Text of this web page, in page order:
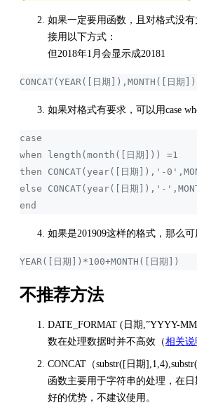
如果一定要用函数，且对格式没
接用以下方式：
但2018年1月会显示成20181
CONCAT(YEAR([日期]),MONTH([日期
如果对格式有要求，可以用case
case
when length(month([日期])) =1
then CONCAT(year([日期]),'-
else CONCAT(year([日期]),'-
end
如果是201909这样的格式，那么可
YEAR([日期])*100+MONTH([日期])
不推荐方法
DATE_FORMAT (日期,”YYYY-
数在处理数据时并不高效（相关说
CONCAT（substr([日期
函数主要用于字符串的处理，在
好的优势，不建议使用。